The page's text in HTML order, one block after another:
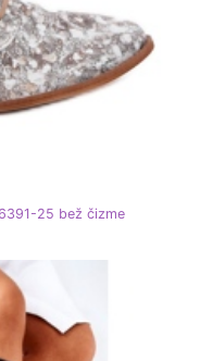
25 bež čizme